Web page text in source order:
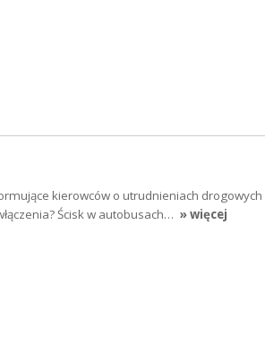
kierowców o utrudnieniach
Ścisk w autobusach… » więcej